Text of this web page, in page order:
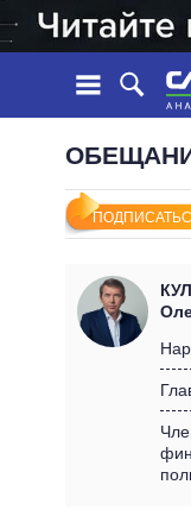
ЛЕНТА
СОБЫТИЯ
СТАТЬИ
МНЕНИЯ
ОБЗОРЫ
ВСЕ
КАБИНЕТ
ГЛАВЫ